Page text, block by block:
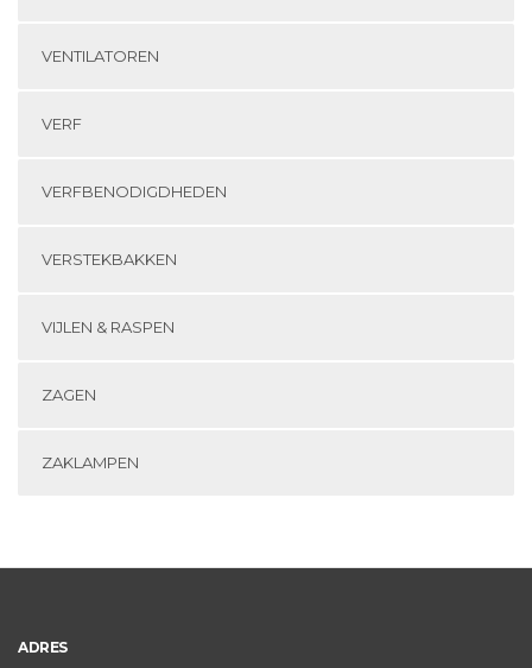
VENTILATOREN
VERF
VERFBENODIGDHEDEN
VERSTEKBAKKEN
VIJLEN & RASPEN
ZAGEN
ZAKLAMPEN
ADRES